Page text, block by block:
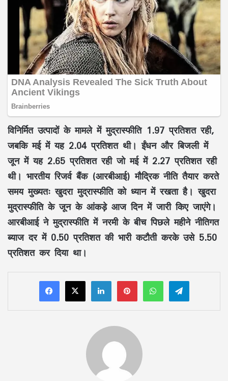
विनिर्मित उत्पादों के मामले में मुद्रास्फीति 1.97 प्रतिशत रही,
जबकि मई में यह 2.04 प्रतिशत थी। ईंधन और बिजली में
जून में यह 2.65 प्रतिशत रही जो मई में 2.27 प्रतिशत रही
थी। भारतीय रिजर्व बैंक (आरबीआई) मौद्रिक नीति तैयार करते
समय मुख्यतः खुदरा मुद्रास्फीति को ध्यान में रखता है। खुदरा
मुद्रास्फीति के जून के आंकड़े आज दिन में जारी किए जाएंगे।
आरबीआई ने मुद्रास्फीति में नरमी के बीच पिछले महीने नीतिगत
ब्याज दर में 0.50 प्रतिशत की भारी कटौती करके उसे 5.50
प्रतिशत कर दिया था।
LinkedInPinterestWhatsAppTelegram